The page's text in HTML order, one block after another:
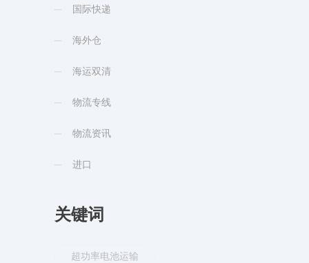
国际快递
海外仓
海运双清
物流专线
物流资讯
进口
关键词
超功率电池运输